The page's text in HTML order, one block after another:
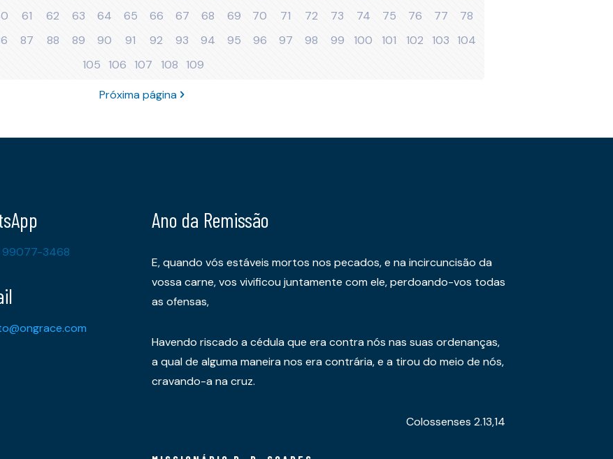
61 62 63 64 65 66 67 68 69 70 71 72 73 74 75 76 77
78
87 88 89 90 91 92 93 94 95 96 97 98 99 100 101 102 103
104
105
106 107 108 109
Próxima página
99077-3468
Ano da Remissão
E, quando vós estáveis mortos nos pecados, e na incircuncisão da
vossa carne, vos vivificou juntamente com ele, perdoando-vos todas
as ofensas,
Havendo riscado a cédula que era contra nós nas suas ordenanças,
a qual de alguma maneira nos era contrária, e a tirou do meio de nós,
cravando-a na cruz.
Colossenses 2.13,14